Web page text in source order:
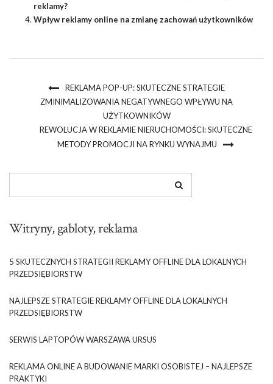
reklamy?
Wpływ reklamy online na zmianę zachowań użytkowników
REKLAMA POP-UP: SKUTECZNE STRATEGIE
ZMINIMALIZOWANIA NEGATYWNEGO WPŁYWU NA
UŻYTKOWNIKÓW
REWOLUCJA W REKLAMIE NIERUCHOMOŚCI: SKUTECZNE
METODY PROMOCJI NA RYNKU WYNAJMU
Witryny, gabloty, reklama
5 SKUTECZNYCH STRATEGII REKLAMY OFFLINE DLA LOKALNYCH
PRZEDSIĘBIORSTW
NAJLEPSZE STRATEGIE REKLAMY OFFLINE DLA LOKALNYCH
PRZEDSIĘBIORSTW
SERWIS LAPTOPÓW WARSZAWA URSUS
REKLAMA ONLINE A BUDOWANIE MARKI OSOBISTEJ – NAJLEPSZE
PRAKTYKI